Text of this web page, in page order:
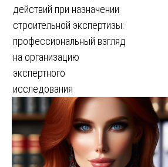
действий при назначении
строительной экспертизы:
профессиональный взгляд
на организацию
экспертного
исследования